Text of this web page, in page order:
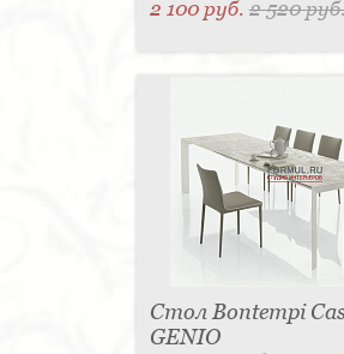
2 100 руб.2 520
Стол Bontempi
GENIO